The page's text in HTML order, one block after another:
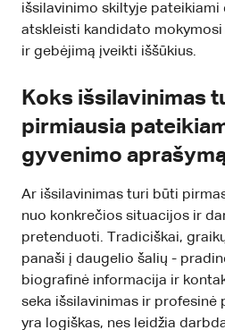
išsilavinimo skiltyje pateikiami
atskleisti kandidato
ir gebėjimą įveikti iššūkius.
Koks išsilavinimas
pirmiausia
gyvenimo
Ar išsilavinimas turi būti
nuo konkrečios situacijos ir
pretenduoti. Tradiciškai,
panaši į daugelio šalių -
biografinė informacija ir
seka išsilavinimas ir profesinė
yra logiškas, nes leidžia